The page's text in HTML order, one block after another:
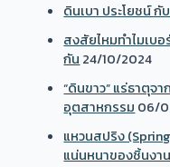
ดินเบา ประโยชน์
สงสัยไหมทำไมเบ
กัน 24/10/2024
“ดินขาว” แร่ธาตุจ
อุตสาหกรรม 06/
แหวนสปริง
แน่นหนาของชิ้นงาน